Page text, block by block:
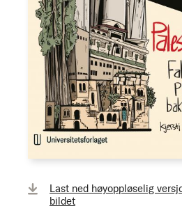
Last ned høyoppløselig
bildet
Bla
i